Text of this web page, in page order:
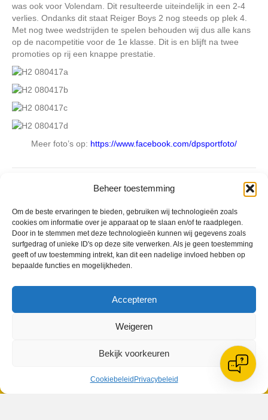
Beheer toestemming
Om de beste ervaringen te bieden, gebruiken wij technologieën zoals
cookies om informatie over je apparaat op te slaan en/of te raadplegen.
Door in te stemmen met deze technologieën kunnen wij gegevens zoals
surfgedrag of unieke ID's op deze site verwerken. Als je geen toestemming
geeft of uw toestemming intrekt, kan dit een nadelige invloed hebben op
bepaalde functies en mogelijkheden.
Accepteren
Weigeren
Bekijk voorkeuren
Cookiebeleid Privacybeleid
was ook voor Volendam. Dit resulteerde uiteindelijk in een 2-4
verlies. Ondanks dit staat Reiger Boys 2 nog steeds op plek 4.
Met nog twee wedstrijden te spelen behouden wij dus alle kans
op de nacompetitie voor de 1e klasse. Dit is en blijft na twee
promoties op rij een knappe prestatie.
Meer foto’s op: https://www.facebook.com/dpsportfoto/
VV Reiger Boys
De Wending, Lotte Beesedijk 1
Belangrijke gegevens